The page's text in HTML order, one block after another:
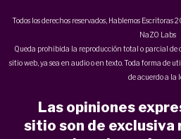
Todos los derechos reservados, Hablemos Escritoras
NaZO Labs
Queda prohibida la reproducción total o parcial de
sitio web, ya sea en audio o en texto. Toda forma de
de acuerdo a la
Las opiniones
sitio son de exclusiva